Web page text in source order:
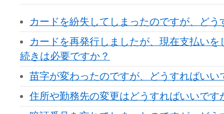
カードを紛失してしまったのですが、どう
カードを再発行しましたが、現在支払い
続きは必要ですか？
苗字が変わったのですが、どうすればいい
住所や勤務先の変更はどうすればいいです